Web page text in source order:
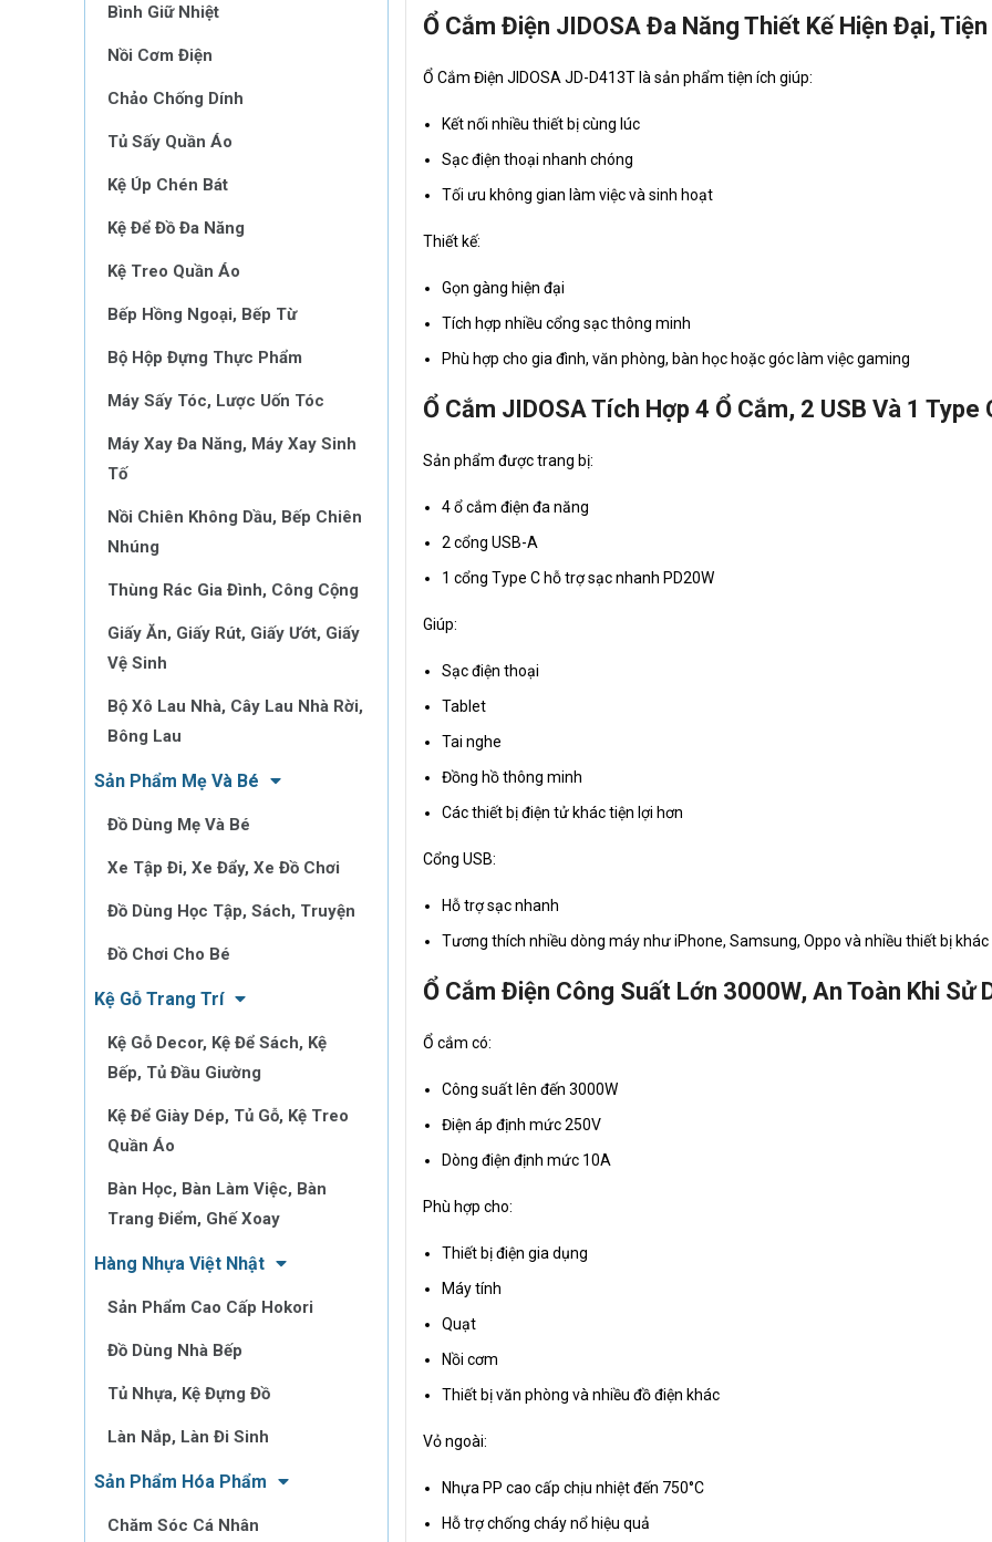
Ổ Cắm Điện JIDOSA Đa Năng Thiết Kế Hiện Đại,
Ổ Cắm Điện JIDOSA JD-D413T là sản phẩm tiện ích giúp:
Kết nối nhiều thiết bị cùng lúc
Sạc điện thoại nhanh chóng
Tối ưu không gian làm việc và sinh hoạt
Thiết kế:
Gọn gàng hiện đại
Tích hợp nhiều cổng sạc thông minh
Phù hợp cho gia đình, văn phòng, bàn học hoặc góc làm việc gaming
Ổ Cắm JIDOSA Tích Hợp 4 Ổ Cắm, 2 USB Và 1 Type
Sản phẩm được trang bị:
4 ổ cắm điện đa năng
2 cổng USB-A
1 cổng Type C hỗ trợ sạc nhanh PD20W
Giúp:
Sạc điện thoại
Tablet
Tai nghe
Đồng hồ thông minh
Các thiết bị điện tử khác tiện lợi hơn
Cổng USB:
Hỗ trợ sạc nhanh
Tương thích nhiều dòng máy như iPhone, Samsung, Oppo và nhiều thiết bị khác
Ổ Cắm Điện Công Suất Lớn 3000W, An Toàn Khi Sử
Ổ cắm có:
Công suất lên đến 3000W
Điện áp định mức 250V
Dòng điện định mức 10A
Phù hợp cho:
Thiết bị điện gia dụng
Máy tính
Quạt
Nồi cơm
Thiết bị văn phòng và nhiều đồ điện khác
Vỏ ngoài:
Nhựa PP cao cấp chịu nhiệt đến 750°C
Hỗ trợ chống cháy nổ hiệu quả
Bình Giữ Nhiệt
Nồi Cơm Điện
Chảo Chống Dính
Tủ Sấy Quần Áo
Kệ Úp Chén Bát
Kệ Để Đồ Đa Năng
Kệ Treo Quần Áo
Bếp Hồng Ngoại, Bếp Từ
Bộ Hộp Đựng Thực Phẩm
Máy Sấy Tóc, Lược Uốn Tóc
Máy Xay Đa Năng, Máy Xay Sinh
Tố
Nồi Chiên Không Dầu, Bếp Chiên
Nhúng
Thùng Rác Gia Đình, Công Cộng
Giấy Ăn, Giấy Rút, Giấy Ướt, Giấy
Vệ Sinh
Bộ Xô Lau Nhà, Cây Lau Nhà Rời,
Bông Lau
Sản Phẩm Mẹ Và Bé
Đồ Dùng Mẹ Và Bé
Xe Tập Đi, Xe Đẩy, Xe Đồ Chơi
Đồ Dùng Học Tập, Sách, Truyện
Đồ Chơi Cho Bé
Kệ Gỗ Trang Trí
Kệ Gỗ Decor, Kệ Để Sách, Kệ
Bếp, Tủ Đầu Giường
Kệ Để Giày Dép, Tủ Gỗ, Kệ Treo
Quần Áo
Bàn Học, Bàn Làm Việc, Bàn
Trang Điểm, Ghế Xoay
Hàng Nhựa Việt Nhật
Sản Phẩm Cao Cấp Hokori
Đồ Dùng Nhà Bếp
Tủ Nhựa, Kệ Đựng Đồ
Làn Nắp, Làn Đi Sinh
Sản Phẩm Hóa Phẩm
Chăm Sóc Cá Nhân